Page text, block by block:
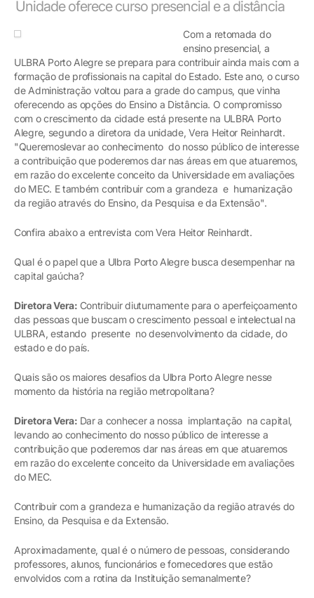
Unidade oferece curso presencial e a distância
Com a retomada do
ensino presencial, a
ULBRA Porto Alegre se prepara para contribuir ainda mais com a
formação de profissionais na capital do Estado. Este ano, o curso
de Administração voltou para a grade do campus, que vinha
oferecendo as opções do Ensino a Distância. O compromisso
com o crescimento da cidade está presente na ULBRA Porto
Alegre, segundo a diretora da unidade, Vera Heitor Reinhardt.
"Queremoslevar ao conhecimento do nosso público de interesse
a contribuição que poderemos dar nas áreas em que atuaremos,
em razão do excelente conceito da Universidade em avaliações
do MEC. E também contribuir com a grandeza e humanização
da região através do Ensino, da Pesquisa e da Extensão".
Confira abaixo a entrevista com Vera Heitor Reinhardt.
Qual é o papel que a Ulbra Porto Alegre busca desempenhar na
capital gaúcha?
Diretora Vera: Contribuir diuturnamente para o aperfeiçoamento
das pessoas que buscam o crescimento pessoal e intelectual na
ULBRA, estando presente no desenvolvimento da cidade, do
estado e do país.
Quais são os maiores desafios da Ulbra Porto Alegre nesse
momento da história na região metropolitana?
Diretora Vera: Dar a conhecer a nossa implantação na capital,
levando ao conhecimento do nosso público de interesse a
contribuição que poderemos dar nas áreas em que atuaremos
em razão do excelente conceito da Universidade em avaliações
do MEC.
Contribuir com a grandeza e humanização da região através do
Ensino, da Pesquisa e da Extensão.
Aproximadamente, qual é o número de pessoas, considerando
professores, alunos, funcionários e fornecedores que estão
envolvidos com a rotina da Instituição semanalmente?